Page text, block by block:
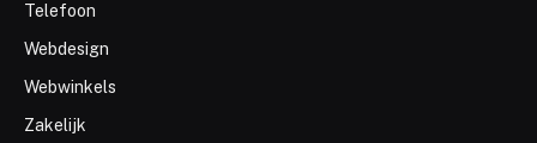
Telefoon
Webdesign
Webwinkels
Zakelijk